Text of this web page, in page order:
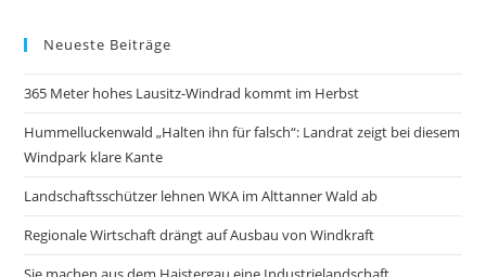
Neueste Beiträge
365 Meter hohes Lausitz-Windrad kommt im Herbst
Hummelluckenwald „Halten ihn für falsch“: Landrat zeigt bei diesem
Windpark klare Kante
Landschaftsschützer lehnen WKA im Alttanner Wald ab
Regionale Wirtschaft drängt auf Ausbau von Windkraft